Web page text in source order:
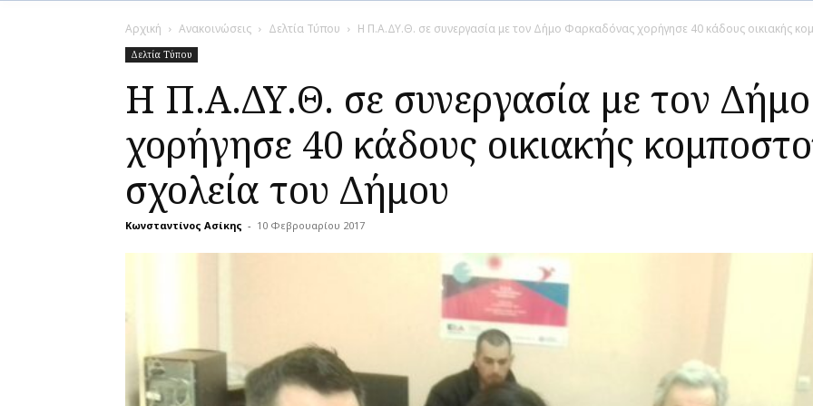
Αρχική Ανακοινώσεις Δελτία Τύπου Η Π.Α.ΔΥ.Θ. σε συνεργασία με τον Δήμο Φαρκαδόνας χορήγησε 40 κάδους οικιακής
Δελτία Τύπου
Η Π.Α.ΔΥ.Θ. σε συνεργασία με τον
χορήγησε 40 κάδους οικιακής
σχολεία του Δήμου
Κωνσταντίνος Ασίκης - 10 Φεβρουαρίου 2017